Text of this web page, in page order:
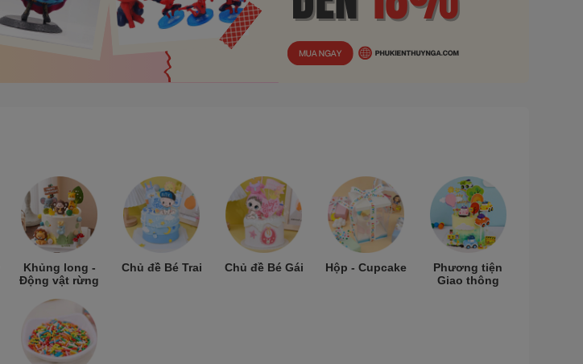
Khủng long -
Động vật rừng
Chủ đề Bé Trai Chủ đề Bé Gái Hộp - Cupcake
Phương tiện
Giao thông